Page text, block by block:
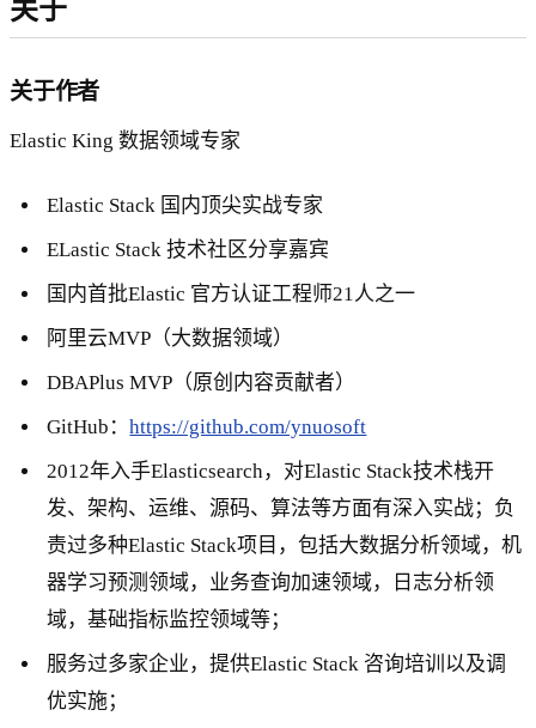
关于
关于作者
Elastic King 数据领域专家
Elastic Stack 国内顶尖实战专家
ELastic Stack 技术社区分享嘉宾
国内首批Elastic 官方认证工程师21人之一
阿里云MVP（大数据领域）
DBAPlus MVP（原创内容贡献者）
GitHub：https://github.com/ynuosoft
2012年入手Elasticsearch，对Elastic Stack技术栈开
发、架构、运维、源码、算法等方面有深入实战；负
责过多种Elastic Stack项目，包括大数据分析领域，机
器学习预测领域，业务查询加速领域，日志分析领
域，基础指标监控领域等；
服务过多家企业，提供Elastic Stack 咨询培训以及调
优实施；